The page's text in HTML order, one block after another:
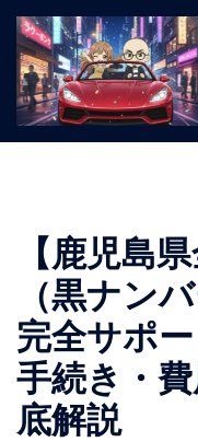
【鹿児島
（黒ナン
完全サポ
手続き・
底解説